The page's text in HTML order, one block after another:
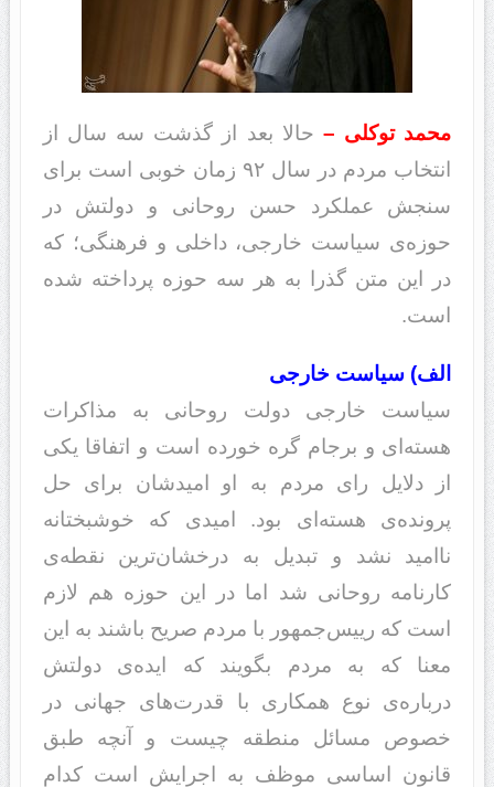
محمد توکلی –حالا بعد از گذشت سه سال از
انتخاب مردم در سال ۹۲ زمان خوبی است برای
سنجش عملکرد حسن روحانی و دولتش در
حوزه‌ی سیاست خارجی، داخلی و فرهنگی؛ که
در این متن گذرا به هر سه حوزه پرداخته شده
است.
الف) سیاست خارجی
سیاست خارجی دولت روحانی به مذاکرات
هسته‌ای و برجام گره خورده است و اتفاقا یکی
از دلایل رای مردم به او امیدشان برای حل
پرونده‌ی هسته‌ای بود. امیدی که خوشبختانه
ناامید نشد و تبدیل به درخشان‌ترین نقطه‌ی
کارنامه روحانی شد اما در این حوزه هم لازم
است که رییس‌جمهور ‌با مردم صریح باشند به این
معنا که به مردم بگویند که ایده‌ی دولتش
درباره‌ی نوع همکاری با قدرت‌های جهانی در
خصوص مسائل منطقه چیست و آنچه طبق
قانون اساسی موظف به اجرایش است کدام